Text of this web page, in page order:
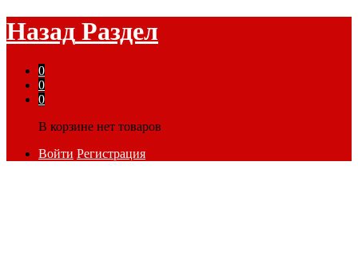
Назад Раздел
0
0
0
В корзине нет товаров
Войти Регистрация